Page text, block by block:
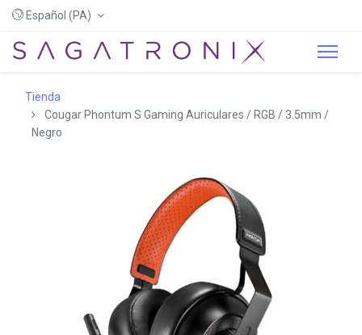
Español (PA)
Tienda
Cougar Phontum S Gaming Auriculares / RGB / 3.5mm /
Negro